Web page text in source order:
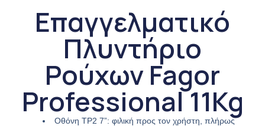
Επαγγελματικό
Πλυντήριο
Ρούχων Fagor
Professional 11Kg
Οθόνη TP2 7”: φιλική προς τον χρήστη, πλήρως